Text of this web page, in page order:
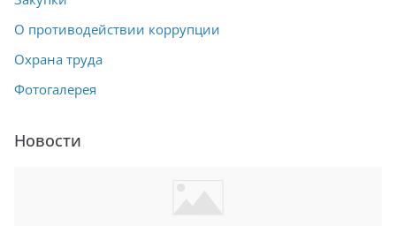
О противодействии коррупции
Охрана труда
Фотогалерея
Новости